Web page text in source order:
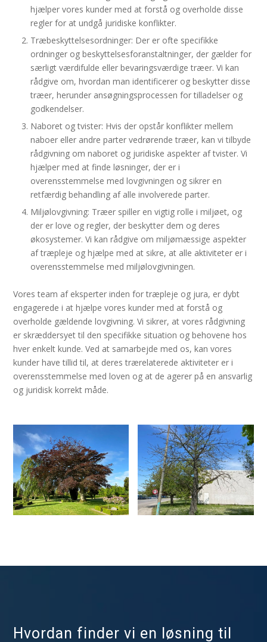
hjælper vores kunder med at forstå og overholde disse
regler for at undgå juridiske konflikter.
Træbeskyttelsesordninger: Der er ofte specifikke
ordninger og beskyttelsesforanstaltninger, der gælder for
særligt værdifulde eller bevaringsværdige træer. Vi kan
rådgive om, hvordan man identificerer og beskytter disse
træer, herunder ansøgningsprocessen for tilladelser og
godkendelser.
Naboret og tvister: Hvis der opstår konflikter mellem
naboer eller andre parter vedrørende træer, kan vi tilbyde
rådgivning om naboret og juridiske aspekter af tvister. Vi
hjælper med at finde løsninger, der er i
overensstemmelse med lovgivningen og sikrer en
retfærdig behandling af alle involverede parter.
Miljølovgivning: Træer spiller en vigtig rolle i miljøet, og
der er love og regler, der beskytter dem og deres
økosystemer. Vi kan rådgive om miljømæssige aspekter
af træpleje og hjælpe med at sikre, at alle aktiviteter er i
overensstemmelse med miljølovgivningen.
Vores team af eksperter inden for træpleje og jura, er dybt
engagerede i at hjælpe vores kunder med at forstå og
overholde gældende lovgivning. Vi sikrer, at vores rådgivning
er skræddersyet til den specifikke situation og behovene hos
hver enkelt kunde. Ved at samarbejde med os, kan vores
kunder have tillid til, at deres trærelaterede aktiviteter er i
overensstemmelse med loven og at de agerer på en ansvarlig
og juridisk korrekt måde.
Hvordan finder vi en løsning til